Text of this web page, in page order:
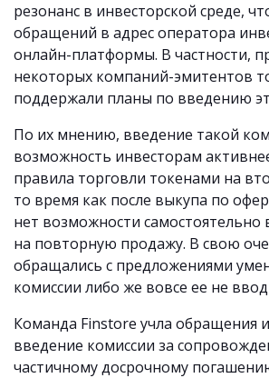
резонанс в инвесторской среде,
обращений в адрес оператора
онлайн-платформы. В частности,
некоторых компаний-эмитентов
поддержали планы по введению
По их мнению, введение такой
возможность инвесторам
правила торговли токенами на
то время как после выкупа по
нет возможности самостоятельно
на повторную продажу. В свою
обращались с предложениями
комиссии либо же вовсе ее не
Команда Finstore учла обращения
введение комиссии за
частичному досрочному